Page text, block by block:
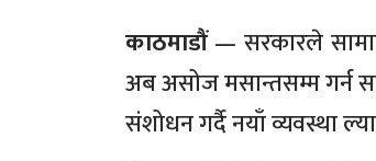
काठमाडौं— सरकारले
अब असोज मसान्तसम्म गर्न
संशोधन गर्दै नयाँ व्यवस्था